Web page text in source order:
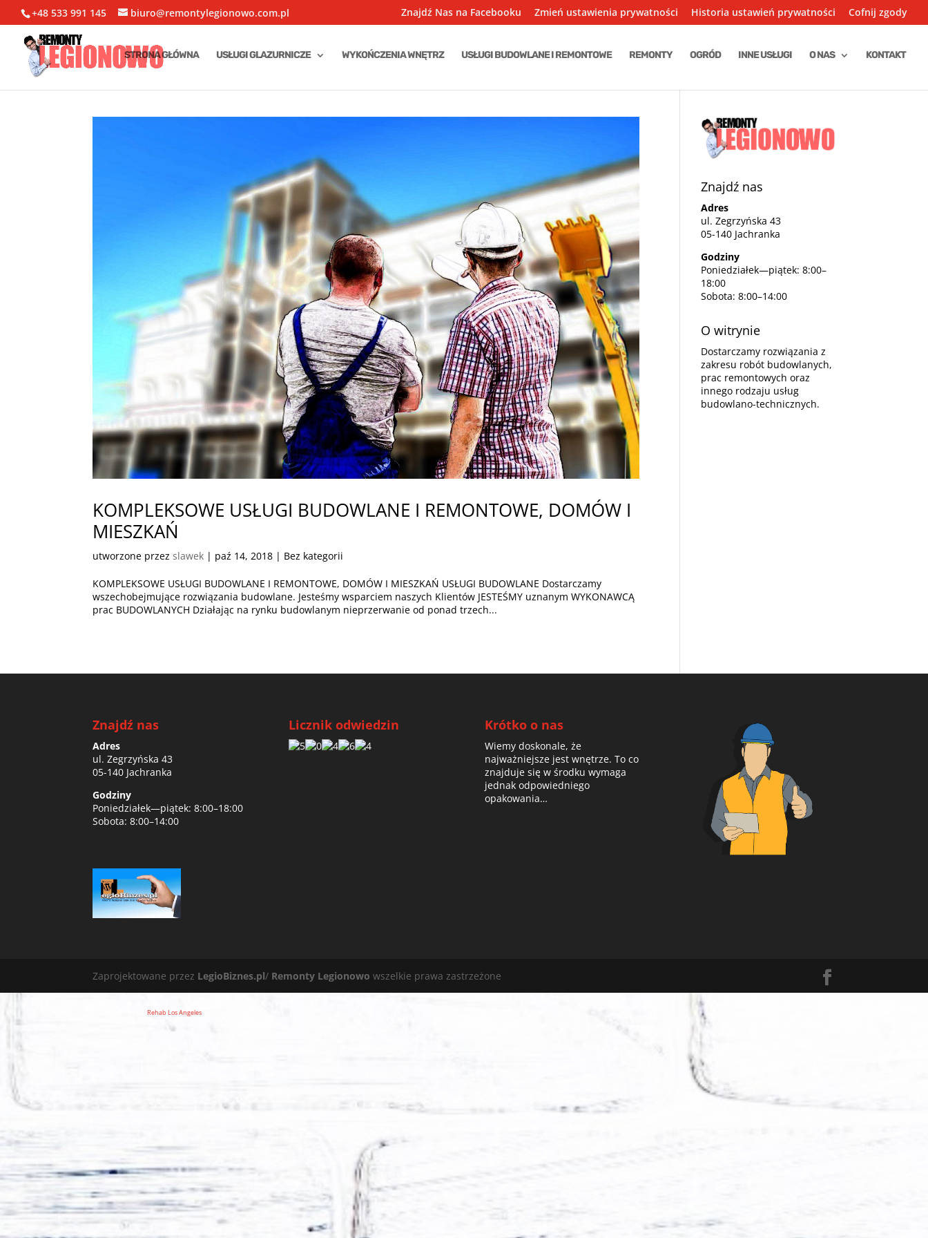
+48 533 991 145 biuro@remontylegionowo.com.pl Znajdź Nas na Facebooku Zmień ustawienia prywatności Historia ustawień prywatności Cofnij zgody
STRONA GŁÓWNA USŁUGI GLAZURNICZE WYKOŃCZENIA WNĘTRZ USŁUGI BUDOWLANE I REMONTOWE REMONTY OGRÓD INNE USŁUGI O NAS KONTAKT
KOMPLEKSOWE USŁUGI BUDOWLANE I REMONTOWE, DOMÓW I
MIESZKAŃ
utworzone przezslawek | paź 14, 2018 | Bez kategorii
KOMPLEKSOWE USŁUGI BUDOWLANE I REMONTOWE, DOMÓW I MIESZKAŃ USŁUGI BUDOWLANE Dostarczamy
wszechobejmujące rozwiązania budowlane. Jesteśmy wsparciem naszych Klientów JESTEŚMY uznanym WYKONAWCĄ
prac BUDOWLANYCH Działając na rynku budowlanym nieprzerwanie od ponad trzech...
Znajdź nas
Adres
ul. Zegrzyńska 43
05-140 Jachranka
Godziny
Poniedziałek—piątek: 8:00–
18:00
Sobota: 8:00–14:00
O witrynie
Dostarczamy rozwiązania z
zakresu robót budowlanych,
prac remontowych oraz
innego rodzaju usług
budowlano-technicznych.
Znajdź nas
Adres
ul. Zegrzyńska 43
05-140 Jachranka
Godziny
Poniedziałek—piątek: 8:00–18:00
Sobota: 8:00–14:00
Licznik odwiedzin Krótko o nas
Wiemy doskonale, że
najważniejsze jest wnętrze. To co
znajduje się w środku wymaga
jednak odpowiedniego
opakowania…
Zaprojektowane przez LegioBiznes.pl/ Remonty Legionowo wszelkie prawa zastrzeżone
Rehab Los Angeles